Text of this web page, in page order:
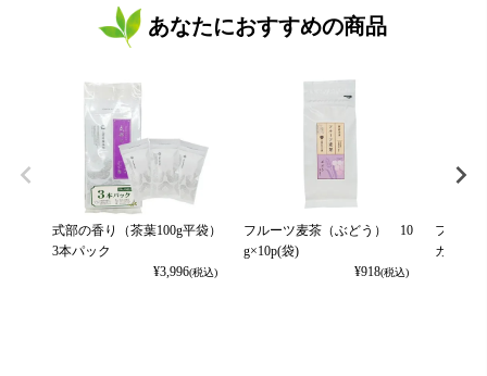
あなたにおすすめの商品
式部の香り（茶葉100g平袋）
3本パック
¥3,996(税込)
フルーツ麦茶（ぶどう） 10
g×10p(袋)
¥918(税込)
フルー
カット